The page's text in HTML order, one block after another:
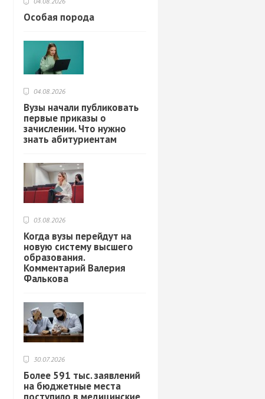
Особая порода
04.08.2026
Вузы начали публиковать
первые приказы о
зачислении. Что нужно
знать абитуриентам
03.08.2026
Когда вузы перейдут на
новую систему высшего
образования.
Комментарий Валерия
Фалькова
30.07.2026
Более 591 тыс. заявлений
на бюджетные места